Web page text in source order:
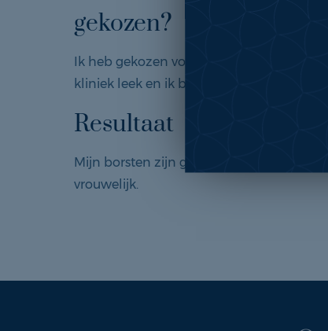
gekozen?
Ik heb gekozen voor Bey by Bergman
kliniek leek en ik ben zeer tevreden met
Resultaat
Mijn borsten zijn groter en ik voel mij
vrouwelijk.